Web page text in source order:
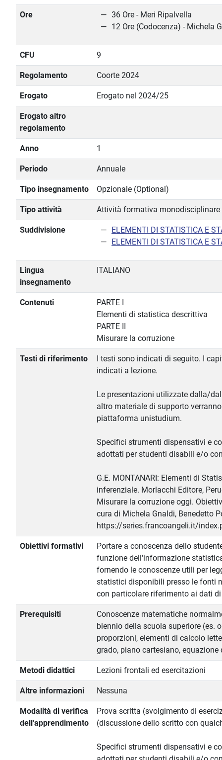
Ore
36 Ore - Meri Ripalvella
12 Ore (Codocenza) - Michela
CFU 9
Regolamento Coorte 2024
Erogato Erogato nel 2024/25
Erogato altro
regolamento
Anno 1
Periodo Annuale
Tipo insegnamento Opzionale (Optional)
Tipo attività Attività formativa monodisciplinare
Suddivisione
ELEMENTI DI STATISTICA E
ELEMENTI DI STATISTICA E
Lingua
insegnamento
ITALIANO
Contenuti
PARTE I
Elementi di statistica descrittiva
PARTE II
Misurare la corruzione
Testi di riferimento
I testi sono indicati di seguito. I
indicati a lezione.
Le presentazioni utilizzate dalla/
altro materiale di supporto
piattaforma unistudium.
Specifici strumenti dispensativi e
adottati per studenti disabili e/o
G.E. MONTANARI: Elementi di
inferenziale. Morlacchi Editore,
Misurare la corruzione oggi.
cura di Michela Gnaldi, Benedetto
https://series.francoangeli.it/
Obiettivi formativi
Portare a conoscenza dello
funzione dell'informazione
fornendo le conoscenze utili per
statistici disponibili presso le fonti
con particolare riferimento ai dati
Prerequisiti
Conoscenze matematiche
biennio della scuola superiore (es.
proporzioni, elementi di calcolo
grado, piano cartesiano, equazione
Metodi didattici Lezioni frontali ed esercitazioni
Altre informazioni Nessuna
Modalità di verifica
dell'apprendimento
Prova scritta (svolgimento di
(discussione dello scritto con
Specifici strumenti dispensativi e